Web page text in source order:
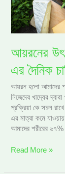
আয়রনের
এর দৈনিক
আয়রন হলো আমাদের
নিজেদের খাদ্যের
প্রক্রিয়া কে সচল
এর মাত্রা কমে
আমাদের শরীরের
দৈনিক
চাহিদা
Read More »